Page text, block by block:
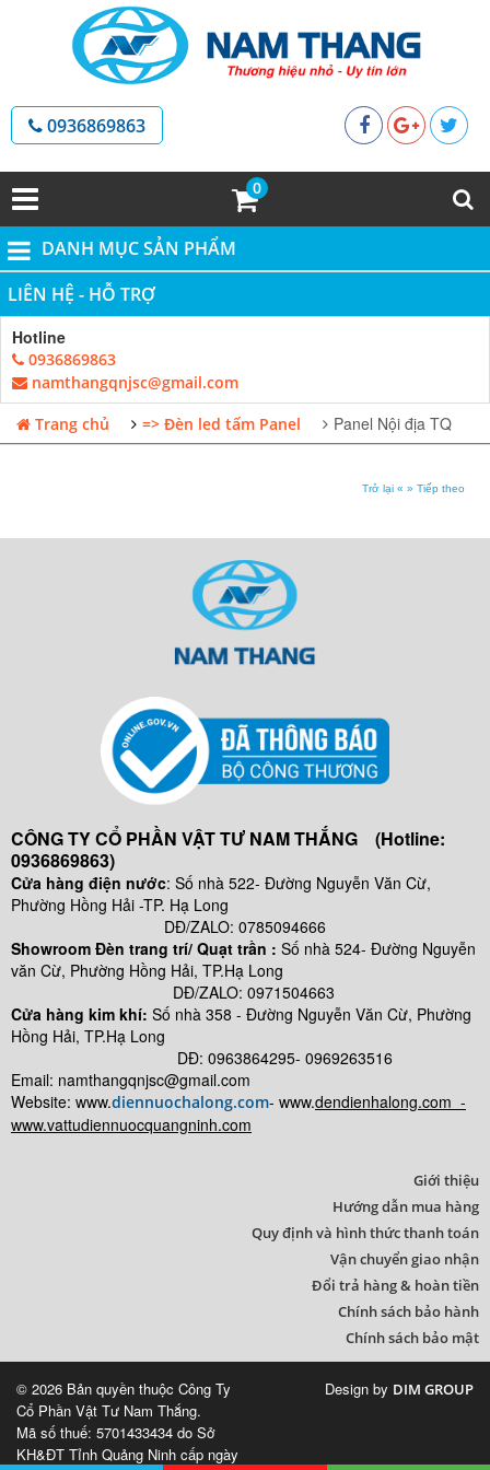
0936869863
0
DANH MỤC SẢN PHẨM
LIÊN HỆ - HỖ TRỢ
Hotline
0936869863
namthangqnjsc@gmail.com
Trang chủ
=> Đèn led tấm Panel Panel Nội địa TQ
Trở lại « » Tiếp theo
CÔNG TY CỔ PHẦN VẬT TƯ NAM THẮNG (Hotline:
0936869863)
Cửa hàng điện nước: Số nhà 522- Đường Nguyễn Văn Cừ,
Phường Hồng Hải -TP. Hạ Long
DĐ/ZALO: 0785094666
Showroom Đèn trang trí/ Quạt trần : Số nhà 524- Đường Nguyễn
văn Cừ, Phường Hồng Hải, TP.Hạ Long
DĐ/ZALO: 0971504663
Cửa hàng kim khí: Số nhà 358 - Đường Nguyễn Văn Cừ, Phường
Hồng Hải, TP.Hạ Long
DĐ: 0963864295- 0969263516
Email: namthangqnjsc@gmail.com
Website: www.diennuochalong.com- www.dendienhalong.com -
www.vattudiennuocquangninh.com
Giới thiệu
Hướng dẫn mua hàng
Quy định và hình thức thanh toán
Vận chuyển giao nhận
Đổi trả hàng & hoàn tiền
Chính sách bảo hành
Chính sách bảo mật
© 2026 Bản quyền thuộc Công Ty
Cổ Phần Vật Tư Nam Thắng.
Mã số thuế: 5701433434 do Sở
KH&ĐT Tỉnh Quảng Ninh cấp ngày
Design by DIM GROUP